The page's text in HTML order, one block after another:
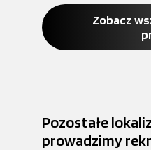
Zobacz
Pozostałe
prowadzimy